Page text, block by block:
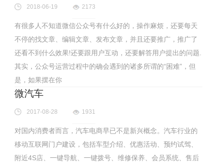
2018-06-19 2173
有很多人不知道微信公众号有什么好的，操作麻烦，还要每天
不停的找文章、编辑文章、发布文章，并且还要推广，推广了
还看不到什么效果!还要跟用户互动，还要解答用户提出的问题.
其实，公众号运营过程中的确会遇到的诸多所谓的“困难”，但
是，如果摆在你
微汽车
2017-08-28 1931
对国内消费者而言，汽车电商早已不是新兴概念。汽车行业的
移动互联网门户建设，包括车型介绍、优惠活动、预约试驾、
附近4S店、一键导航、一键拨号、维修保养、会员系统、售后